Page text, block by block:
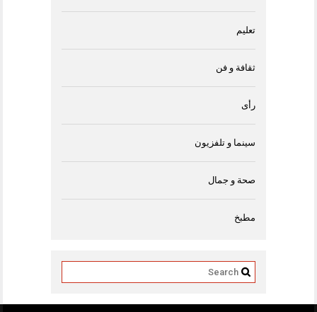
تعليم
ثقافة و فن
رأى
سينما و تلفزيون
صحة و جمال
مطبخ